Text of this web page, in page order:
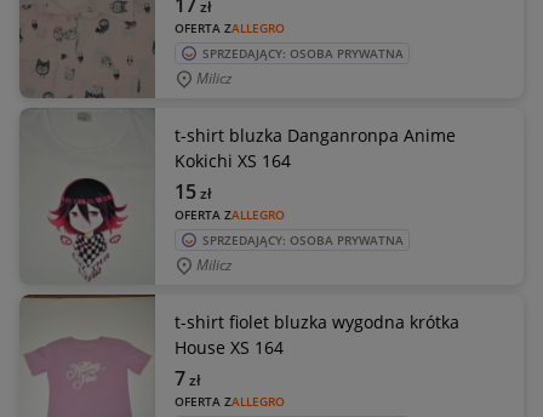
OFERTA ZALLEGRO
zł
SPRZEDAJĄCY: OSOBA PRYWATNA
Milicz
t-shirt bluzka Danganronpa Anime
Kokichi XS 164
OFERTA ZALLEGRO
15zł
SPRZEDAJĄCY: OSOBA PRYWATNA
Milicz
t-shirt fiolet bluzka wygodna krótka
House XS 164
OFERTA ZALLEGRO
7zł